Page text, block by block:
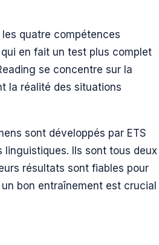
les quatre compétences
en fait un test plus complet
se concentre sur la
la réalité des situations
sont développés par ETS
Ils sont tous deux
résultats sont fiables pour
bon entraînement est crucial